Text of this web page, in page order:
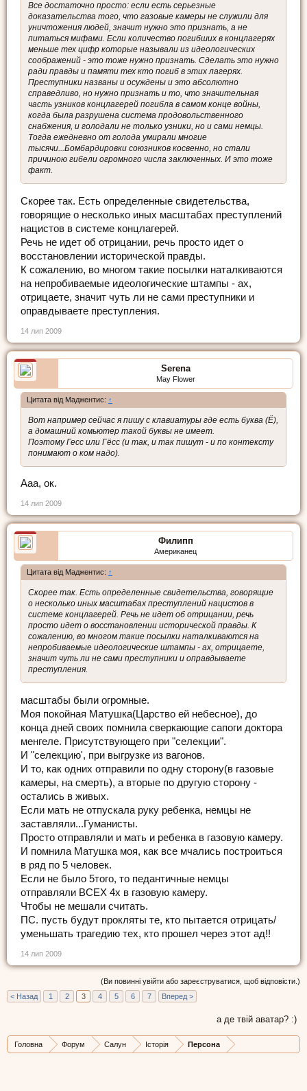
Все достаточно просто: если есть серьезные
доказательства того, что газовые камеры не служили для
уничтожения людей, значит нужно это признать, а не
питаться мифами. Если количество погибших в концлагерях
меньше тех цифр которые называли из идеологических
соображений - это тоже нужно признать. Сделать это нужно
ради правды и памяти тех кто погиб в этих лагерях.
Преступники названы и осуждены и это абсолютно
справедливо, но нужно признать и то, что значительная
часть узников концлагерей погибла в самом конце войны,
когда была разрушена система продовольственного
снабжения, и голодали не только узники, но и сами немцы.
Тогда ежедневно от голода умирали многие
тысячи...Бомбардировки союзников косвенно, но стали
причиною гибели огромного числа заключенных. И это тоже
факт.
Скорее так. Есть определенные свидетельства,
говорящие о несколько иных масштабах преступлений
нацистов в системе концлагерей.
Речь не идет об отрицании, речь просто идет о
восстановлении исторической правды.
К сожалению, во многом такие посылки наталкиваются
на непробиваемые идеологические штампы - ах,
отрицаете, значит чуть ли не сами преступники и
оправдываете преступления.
14 лип 2009
Serena
May Flower
Цитата від Маджентис: ↑
Вот например сейчас я пишу с клавиатуры где есть буква (Ё),
а домашний комьютер такой буквы не имеет.
Поэтому Гесс или Гёсс (и так, и так пишут - и по контексту
понимают о ком надо).
Ааа, ок.
14 лип 2009
Филипп
Американец
Цитата від Маджентис: ↑
Скорее так. Есть определенные свидетельства, говорящие
о несколько иных масштабах преступлений нацистов в
системе концлагерей. Речь не идет об отрицании, речь
просто идет о восстановлении исторической правды. К
сожалению, во многом такие посылки наталкиваются на
непробиваемые идеологические штампы - ах, отрицаете,
значит чуть ли не сами преступники и оправдываете
преступления.
масштабы были огромные.
Моя покойная Матушка(Царство ей небесное), до
конца дней своих помнила сверкающие сапоги доктора
менгеле. Присутствующего при "селекции".
И "селекцию', при выгрузке из вагонов.
И то, как одних отправили по одну сторону(в газовые
камеры, на смерть), а вторые по другую сторону -
остались в живых.
Если мать не отпускала руку ребенка, немцы не
заставляли...Гуманисты.
Просто отправляли и мать и ребенка в газовую камеру.
И помнила Матушка моя, как все мчались построиться
в ряд по 5 человек.
Если не было 5того, то педантичные немцы
отправляли ВСЕХ 4х в газовую камеру.
Чтобы не мешали считать.
ПС. пусть будут прокляты те, кто пытается отрицать/
уменьшать трагедию тех, кто прошел через этот ад!!
14 лип 2009
(Ви повинні увійти або зареєструватися, щоб відповісти.)
< Назад
1 2 3 4 5 6 7 Вперед >
а де твій аватар? :)
Головна Форум Салун Історія Персона